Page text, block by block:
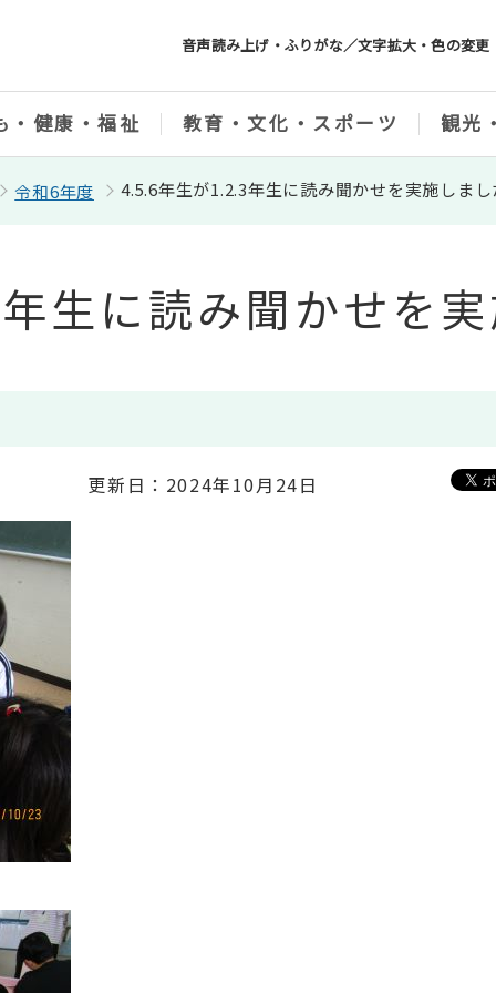
音声読み上げ・ふりがな／文字拡大・色の変更
・健康・福祉 教育・文化・スポーツ 観光
令和6年度 4.5.6年生が1.2.3年生に読み聞かせを実施しま
生に読み聞かせを
更新日：2024年10月24日